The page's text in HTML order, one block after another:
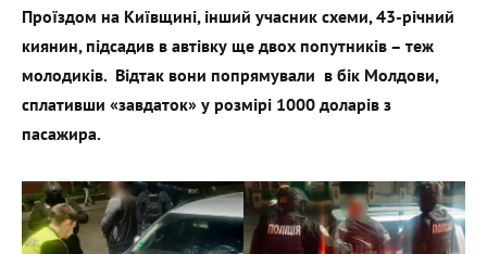
Проїздом на Київщині, інший учасник схеми, 43-річний
киянин, підсадив в автівку ще двох попутників – теж
молодиків. Відтак вони попрямували в бік Молдови,
сплативши «завдаток» у розмірі 1000 доларів з
пасажира.